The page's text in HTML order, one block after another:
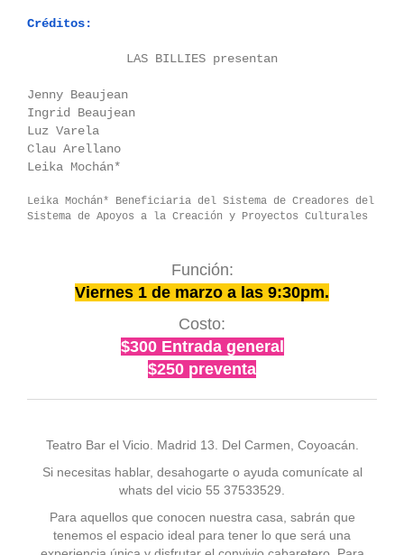
Créditos:
LAS BILLIES presentan
Jenny Beaujean
Ingrid Beaujean
Luz Varela
Clau Arellano
Leika Mochán*
Leika Mochán* Beneficiaria del Sistema de Creadores del
Sistema de Apoyos a la Creación y Proyectos Culturales
Función:
Viernes 1 de marzo a las 9:30pm.
Costo:
$300 Entrada general
$250 preventa
Teatro Bar el Vicio. Madrid 13. Del Carmen, Coyoacán.
Si necesitas hablar, desahogarte o ayuda comunícate al
whats del vicio 55 37533529.
Para aquellos que conocen nuestra casa, sabrán que
tenemos el espacio ideal para tener lo que será una